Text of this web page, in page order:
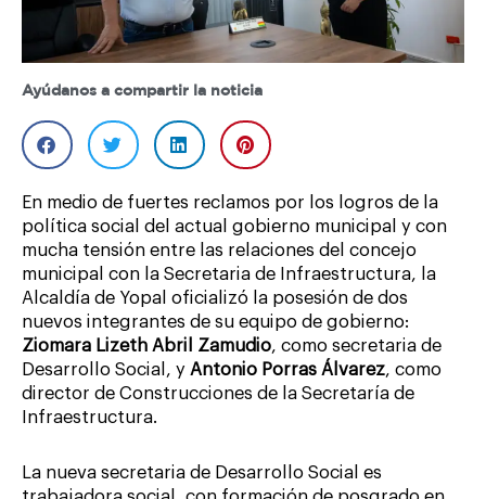
Ayúdanos a compartir la noticia
En medio de fuertes reclamos por los logros de la
política social del actual gobierno municipal y con
mucha tensión entre las relaciones del concejo
municipal con la Secretaria de Infraestructura, la
Alcaldía de Yopal oficializó la posesión de dos
nuevos integrantes de su equipo de gobierno:
Ziomara Lizeth Abril Zamudio, como secretaria de
Desarrollo Social, y Antonio Porras Álvarez, como
director de Construcciones de la Secretaría de
Infraestructura.
La nueva secretaria de Desarrollo Social es